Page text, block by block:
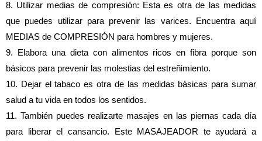
8. Utilizar medias de compresión: Esta es otra de las medidas
que puedes utilizar para prevenir las varices. Encuentra aquí
MEDIAS de COMPRESIÓN para hombres y mujeres.
9. Elabora una dieta con alimentos ricos en fibra porque son
básicos para prevenir las molestias del estreñimiento.
10. Dejar el tabaco es otra de las medidas básicas para sumar
salud a tu vida en todos los sentidos.
11. También puedes realizarte masajes en las piernas cada día
para liberar el cansancio. Este MASAJEADOR te ayudará a